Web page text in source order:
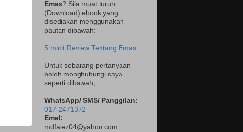
Emas? Sila muat turun
(Download) ebook yang
disediakan menggunakan
pautan dibawah:
5 minit Review Tentang Emas
Untuk sebarang pertanyaan
boleh menghubungi saya
seperti dibawah;
WhatsApp/ SMS/ Panggilan:
017-2471372
Emel:
mdfaiez04@yahoo.com